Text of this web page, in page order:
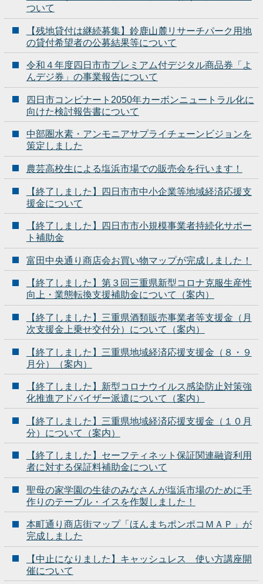
ついて
【残地貸付は継続募集】鈴鹿山麓リサーチパーク用地
の貸付希望者の公募結果等について
令和４年度四日市市プレミアム付デジタル商品券「よ
んデジ券」の事業報告について
四日市コンビナート2050年カーボンニュートラル化に
向けた検討報告書について
中部圏水素・アンモニアサプライチェーンビジョンを
策定しました
農芸高校生による塩浜市場での販売会を行います！
【終了しました】四日市市中小企業等地域経済応援支
援金について
【終了しました】四日市市小規模事業者持続化サポー
ト補助金
富田中央通り商店会お買い物マップが完成しました！
【終了しました】第３回三重県新型コロナ克服生産性
向上・業態転換支援補助金について（案内）
【終了しました】三重県酒類販売事業者等支援金（月
次支援金上乗せ交付分）について（案内）
【終了しました】三重県地域経済応援支援金（８・９
月分）（案内）
【終了しました】新型コロナウイルス感染防止対策強
化推進アドバイザー派遣について（案内）
【終了しました】三重県地域経済応援支援金（１０月
分）について（案内）
【終了しました】セーフティネット保証関連融資利用
者に対する保証料補助金について
聖母の家学園の生徒のみなさんが塩浜市場のために手
作りのテーブル・イスを作製しました！
本町通り商店街マップ「ほんまちポンポコＭＡＰ」が
完成しました
【中止になりました】キャッシュレス 使い方講座開
催について